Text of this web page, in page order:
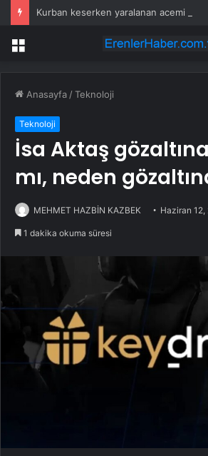
Kurban keserken yaralanan acemi
Menü
Anasayfa /Teknoloji
Teknoloji
İsa Aktaş gözaltına
mı, neden
MEHMET HAZBİN KAZBEK Haziran 12,
1 dakika okuma süresi